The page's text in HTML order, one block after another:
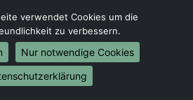
nach Hannover
nach Nürnberg
nach Duisburg
nach Bochum
verwendet Cookies um die
zu verbessern.
Nur notwendige Cookies